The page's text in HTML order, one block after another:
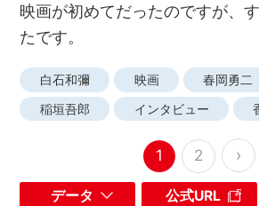
映画が初めてだったのですが、
たです。
白石和彌 映画 春岡勇二
稲垣吾郎
インタビュー
1 2 ›
データ 公式URL